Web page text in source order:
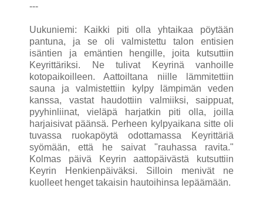
---
Uukuniemi: Kaikki piti olla yhtaikaa pöytään
pantuna, ja se oli valmistettu talon entisien
isäntien ja emäntien hengille, joita kutsuttiin
Keyrittäriksi. Ne tulivat Keyrinä vanhoille
kotopaikoilleen. Aattoiltana niille lämmitettiin
sauna ja valmistettiin kylpy lämpimän veden
kanssa, vastat haudottiin valmiiksi, saippuat,
pyyhinliinat, vieläpä harjatkin piti olla, joilla
harjaisivat päänsä. Perheen kylpyaikana sitte oli
tuvassa ruokapöytä odottamassa Keyrittäriä
syömään, että he saivat "rauhassa ravita."
Kolmas päivä Keyrin aattopäivästä kutsuttiin
Keyrin Henkienpäiväksi. Silloin menivät ne
kuolleet henget takaisin hautoihinsa lepäämään.